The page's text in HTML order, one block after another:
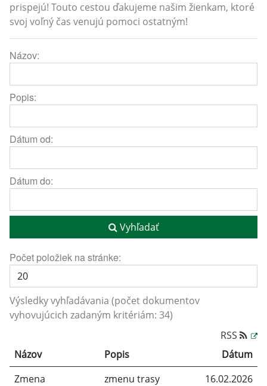
prispejú! Touto cestou ďakujeme našim žienkam, ktoré
svoj voľný čas venujú pomoci ostatným!
Názov:
Popis:
Dátum od:
Dátum do:
Vyhľadať
Počet položiek na stránke:
Výsledky vyhľadávania (počet dokumentov
vyhovujúcich zadaným kritériám: 34)
RSS
Názov
Popis
Dátum
Zmena
zmenu trasy
16.02.2026